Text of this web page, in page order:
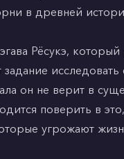
в древней
Рёсукэ, который
исследовать
он не верит в
поверить в
угрожают